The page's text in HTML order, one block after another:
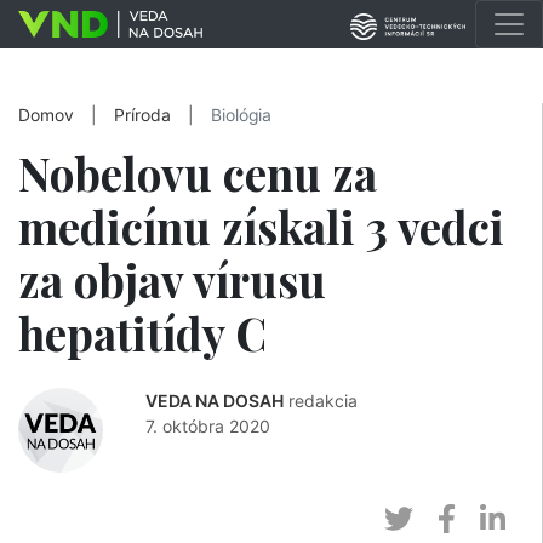
Domov Príroda Biológia
Nobelovu cenu za
medicínu získali 3 vedci
za objav vírusu
hepatitídy C
VEDA NA DOSAH redakcia
7. októbra 2020